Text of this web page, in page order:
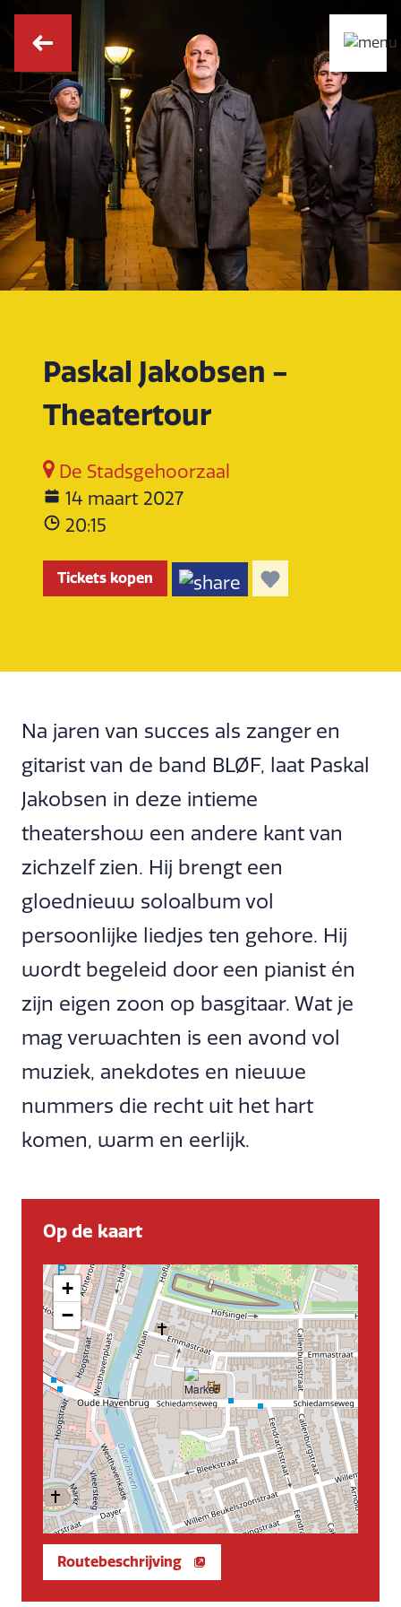
Paskal Jakobsen -
Theatertour
De Stadsgehoorzaal
14 maart 2027
20:15
Tickets kopen
Na jaren van succes als zanger en
gitarist van de band BLØF, laat Paskal
Jakobsen in deze intieme
theatershow een andere kant van
zichzelf zien. Hij brengt een
gloednieuw soloalbum vol
persoonlijke liedjes ten gehore. Hij
wordt begeleid door een pianist én
zijn eigen zoon op basgitaar. Wat je
mag verwachten is een avond vol
muziek, anekdotes en nieuwe
nummers die recht uit het hart
komen, warm en eerlijk.
Op de kaart
+
−
Routebeschrijving